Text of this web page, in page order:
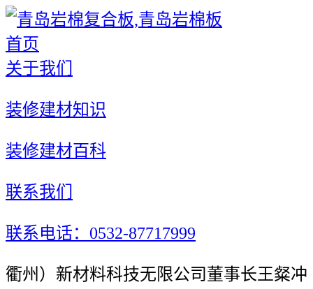
首页
关于我们
装修建材知识
装修建材百科
联系我们
联系电话：0532-87717999
衢州）新材料科技无限公司董事长王粲冲